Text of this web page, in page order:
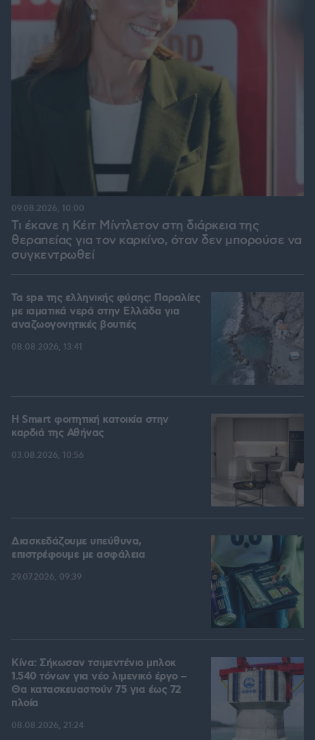
Τι έκανε η Κέιτ Μίντλετον στη διάρκεια της
θεραπείας για τον καρκίνο, όταν δεν μπορούσε να
συγκεντρωθεί
09.08.2026, 10:00
Τα spa της ελληνικής φύσης: Παραλίες
με ιαματικά νερά στην Ελλάδα για
αναζωογονητικές βουτιές
08.08.2026, 13:41
Η Smart φοιτητική κατοικία στην
καρδιά της Αθήνας
03.08.2026, 10:56
Διασκεδάζουμε υπεύθυνα,
επιστρέφουμε με ασφάλεια
29.07.2026, 09:39
Κίνα: Σήκωσαν τσιμεντένιο μπλοκ
1.540 τόνων για νέο λιμενικό έργο –
Θα κατασκευαστούν 75 για έως 72
πλοία
08.08.2026, 21:24